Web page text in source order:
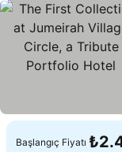
Başlangıç Fiyatı